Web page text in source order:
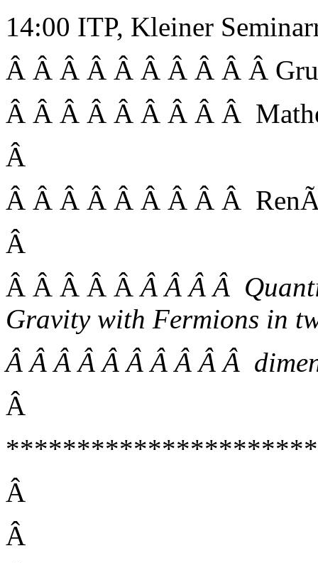
14:00 ITP, Kleiner
Â Â Â Â Â Â Â Â Â Â
Â Â Â Â Â Â Â Â Â
Â
Â Â Â Â Â Â Â Â Â
Â
Â Â Â Â ÂÂ Â Â Â
Gravity with Fermions in
Â Â Â Â Â Â Â Â Â Â
Â
Â
Â